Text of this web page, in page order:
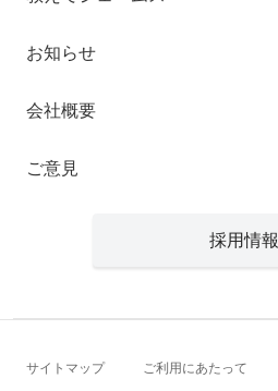
お知らせ
会社概要
ご意見
採用情報
サイトマップ ご利用にあたって